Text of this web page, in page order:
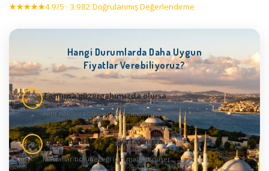
★★★★★4.9/5 · 3.982 Doğrulanmış Değerlendirme
Hangi Durumlarda Daha Uygun
Fiyatlar Verebiliyoruz?
1 Taşınma güzergahımızda olursa
Aktif nakliye rotasındaki taşımaların maliyeti uygundur
2 Araçta birden çok eşya taşınırsa
Masraflar bölüneceği için maliyet düşer